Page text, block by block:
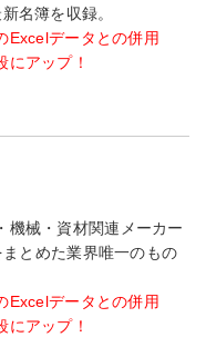
名簿を収録。
Excelデータとの併用
にアップ！
機械・資材関連メーカー
とめた業界唯一のもの
Excelデータとの併用
にアップ！